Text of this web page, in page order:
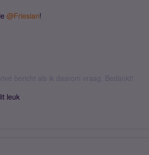
@Friesian!
bericht als ik daarom vraag. Bedankt!
leuk